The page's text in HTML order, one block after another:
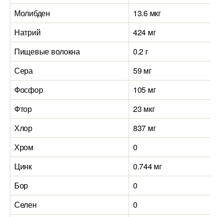
Молибден
13.6 мкг
Натрий
424 мг
Пищевые волокна
0.2 г
Сера
59 мг
Фосфор
105 мг
Фтор
23 мкг
Хлор
837 мг
Хром
0
Цинк
0.744 мг
Бор
0
Селен
0